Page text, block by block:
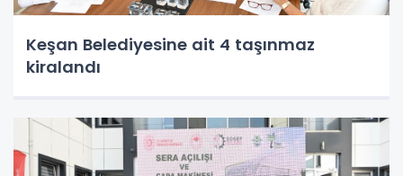
Keşan Belediyesine ait 4 taşınmaz
kiralandı